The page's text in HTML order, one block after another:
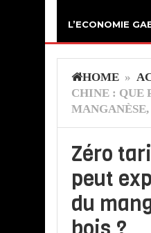
L’ECONOMIE
HOME »
CHINE : QUE
Zéro
peut
du